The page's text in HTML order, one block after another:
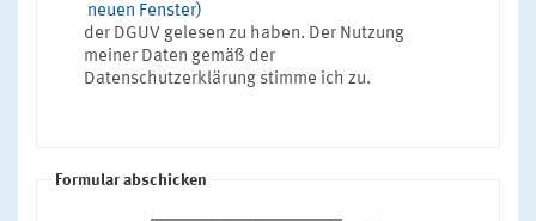
neuen Fenster)
der DGUV gelesen zu haben. Der Nutzung
meiner Daten gemäß der
Datenschutzerklärung stimme ich zu.
Formular abschicken